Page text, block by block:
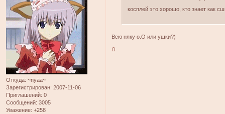
Откуда: ~nyaa~
Зарегистрирован: 2007-11-06
Приглашений: 0
Сообщений: 3005
Уважение: +258
косплей это хорошо, кто знает как
Всю няку о.О или ушки?)
0